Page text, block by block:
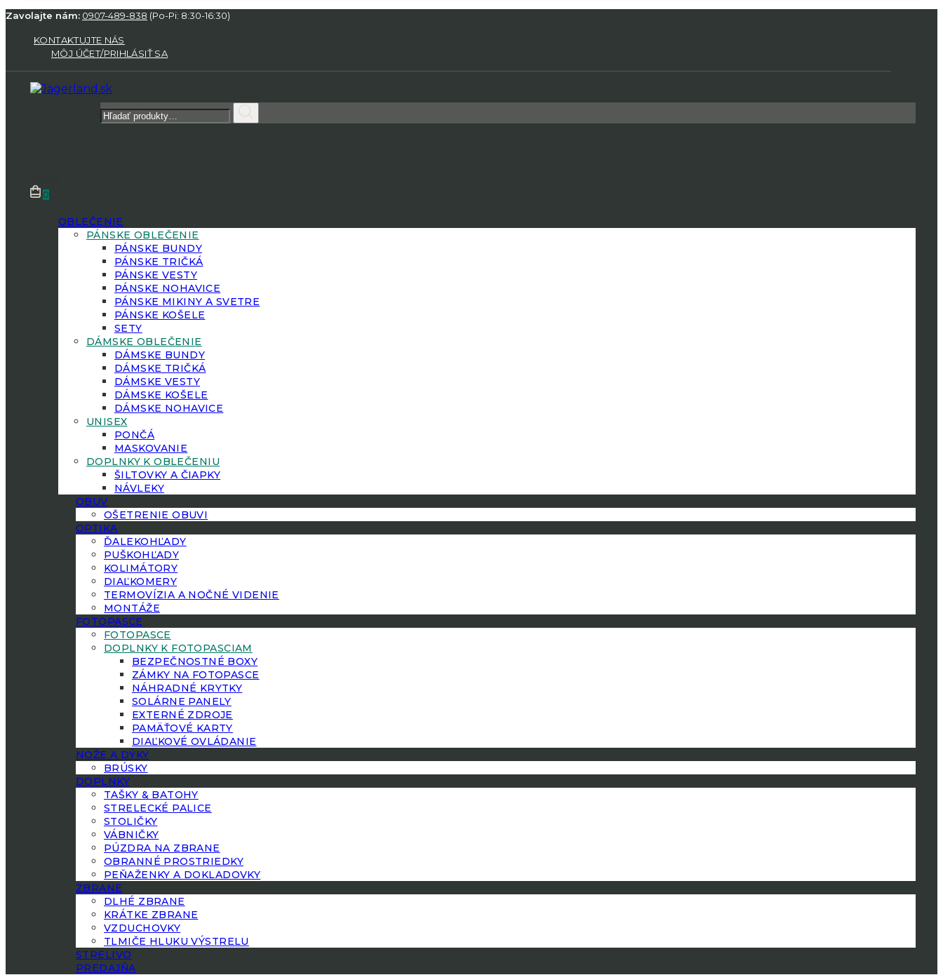
Zavolajte nám: 0907-489-838 (Po-Pi: 8:30-16:30)
KONTAKTUJTE NÁS
MÔJ ÚČET/PRIHLÁSIŤ SA
Hľadať:
0
OBLEČENIE
PÁNSKE OBLEČENIE
PÁNSKE BUNDY
PÁNSKE TRIČKÁ
PÁNSKE VESTY
PÁNSKE NOHAVICE
PÁNSKE MIKINY A SVETRE
PÁNSKE KOŠELE
SETY
DÁMSKE OBLEČENIE
DÁMSKE BUNDY
DÁMSKE TRIČKÁ
DÁMSKE VESTY
DÁMSKE KOŠELE
DÁMSKE NOHAVICE
UNISEX
PONČÁ
MASKOVANIE
DOPLNKY K OBLEČENIU
ŠILTOVKY A ČIAPKY
NÁVLEKY
OBUV
OŠETRENIE OBUVI
OPTIKA
ĎALEKOHĽADY
PUŠKOHĽADY
KOLIMÁTORY
DIAĽKOMERY
TERMOVÍZIA A NOČNÉ VIDENIE
MONTÁŽE
FOTOPASCE
FOTOPASCE
DOPLNKY K FOTOPASCIAM
BEZPEČNOSTNÉ BOXY
ZÁMKY NA FOTOPASCE
NÁHRADNÉ KRYTKY
SOLÁRNE PANELY
EXTERNÉ ZDROJE
PAMÄŤOVÉ KARTY
DIAĽKOVÉ OVLÁDANIE
NOŽE A DÝKY
BRÚSKY
DOPLNKY
TAŠKY & BATOHY
STRELECKÉ PALICE
STOLIČKY
VÁBNIČKY
PÚZDRA NA ZBRANE
OBRANNÉ PROSTRIEDKY
PEŇAŽENKY A DOKLADOVKY
ZBRANE
DLHÉ ZBRANE
KRÁTKE ZBRANE
VZDUCHOVKY
TLMIČE HLUKU VÝSTRELU
STRELIVO
PREDAJŇA